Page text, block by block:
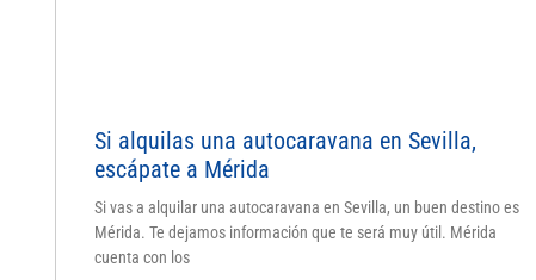
Si alquilas una autocaravana en Sevilla,
escápate a Mérida
Si vas a alquilar una autocaravana en Sevilla, un buen destino es
Mérida. Te dejamos información que te será muy útil. Mérida
cuenta con los